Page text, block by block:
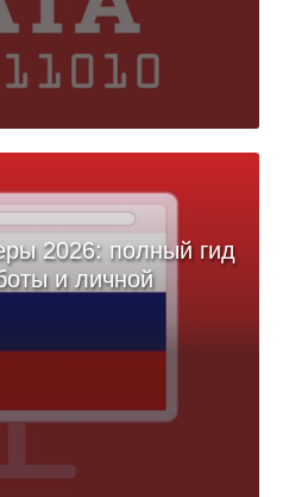
2026: полный гид
и личной